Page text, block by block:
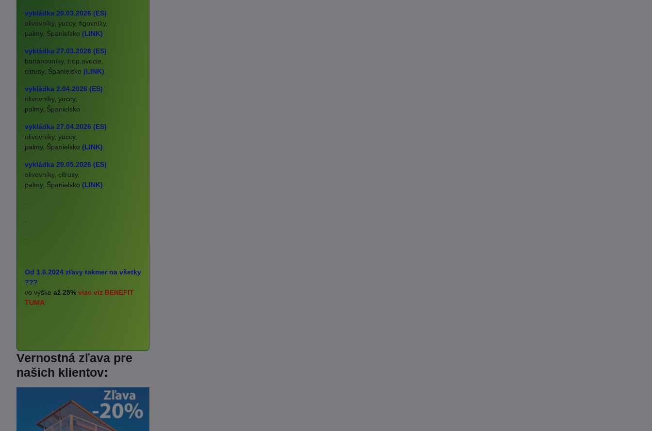
vykládka 20.03.2026 (ES)
olivovníky, yuccy, figovníky,
palmy, Španielsko (LINK)
vykládka 27.03.2026 (ES)
banánovníky, trop.ovocie,
citrusy, Španielsko (LINK)
vykládka 2.04.2026 (ES)
olivovníky, yuccy,
palmy, Španielsko
vykládka 27.04.2026 (ES)
olivovníky, yuccy,
palmy, Španielsko (LINK)
vykládka 20.05.2026 (ES)
olivovníky, citrusy,
palmy, Španielsko (LINK)
Od 1.6.2024 zľavy takmer na všetky
???
vo výške až 25% viac viz BENEFIT
TUMA
Vernostná zľava pre
našich klientov: